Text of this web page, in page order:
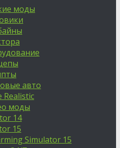
моды
авто
Realistic
моды
14
15
Simulator 15